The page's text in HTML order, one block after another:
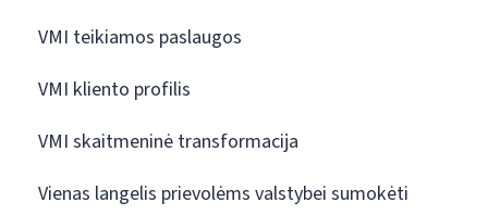
VMI teikiamos paslaugos
VMI kliento profilis
VMI skaitmeninė transformacija
Vienas langelis prievolėms valstybei sumokėti